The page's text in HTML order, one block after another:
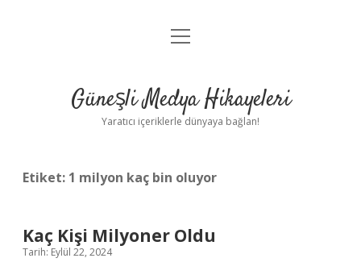
Anasayfa
Yasal Uyarı
menüyü
Güneşli Medya Hikayeleri
Yaratıcı içeriklerle dünyaya bağlan!
Etiket: 1 milyon kaç bin oluyor
Kaç Kişi Milyoner Oldu
Tarih: Eylül 22, 2024